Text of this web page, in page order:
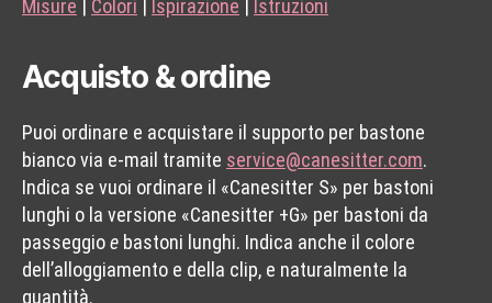
Misure | Colori | Ispirazione | Istruzioni
Acquisto & ordine
Puoi ordinare e acquistare il supporto per bastone
bianco via e-mail tramite service@canesitter.com.
Indica se vuoi ordinare il «Canesitter S» per bastoni
lunghi o la versione «Canesitter +G» per bastoni da
passeggioe bastoni lunghi. Indica anche il colore
dell’alloggiamento e della clip, e naturalmente la
quantità.